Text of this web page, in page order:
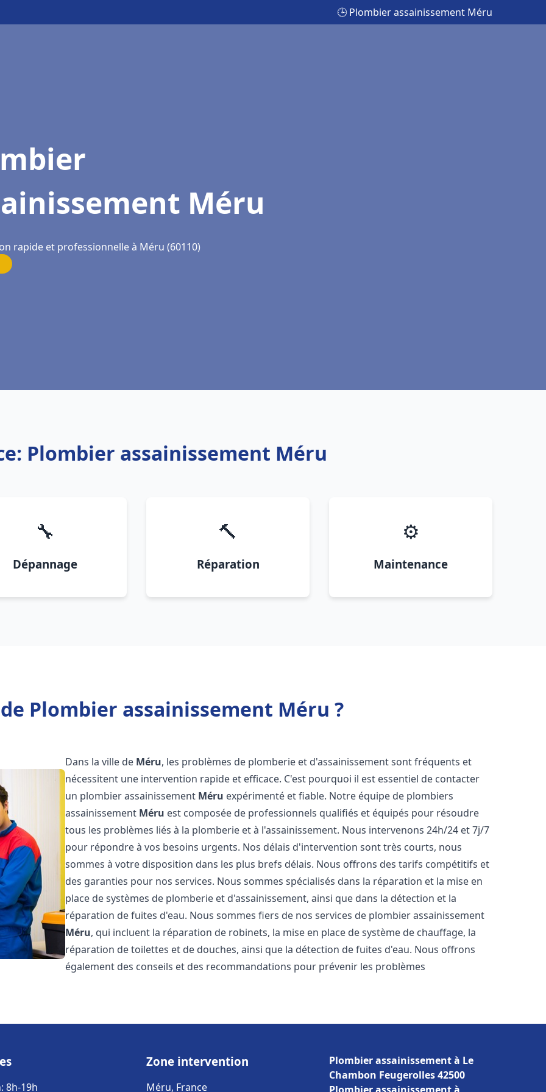
🕒 Plombier assainissement Méru
Méru
rapide et professionnelle à Méru (60110)
Plombier assainissement Méru
🔧
Dépannage
🔨
Réparation
⚙️
Maintenance
Plombier assainissement Méru ?
Dans la ville de Méru, les problèmes de plomberie et d'assainissement sont fréquents et
nécessitent une intervention rapide et efficace. C'est pourquoi il est essentiel de contacter
un plombier assainissement Méru expérimenté et fiable. Notre équipe de plombiers
assainissement Méru est composée de professionnels qualifiés et équipés pour résoudre
tous les problèmes liés à la plomberie et à l'assainissement. Nous intervenons 24h/24 et 7j/7
pour répondre à vos besoins urgents. Nos délais d'intervention sont très courts, nous
sommes à votre disposition dans les plus brefs délais. Nous offrons des tarifs compétitifs et
des garanties pour nos services. Nous sommes spécialisés dans la réparation et la mise en
place de systèmes de plomberie et d'assainissement, ainsi que dans la détection et la
réparation de fuites d'eau. Nous sommes fiers de nos services de plombier assainissement
Méru, qui incluent la réparation de robinets, la mise en place de système de chauffage, la
réparation de toilettes et de douches, ainsi que la détection de fuites d'eau. Nous offrons
également des conseils et des recommandations pour prévenir les problèmes
8h-19h
Zone intervention
Méru, France
Plombier assainissement à Le
Chambon Feugerolles 42500